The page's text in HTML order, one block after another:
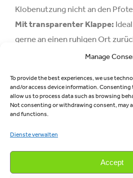
Manage
To provide the best experiences, we use
and/or access device information.
allow us to process data such as browsing
Not consenting or withdrawing consent, may
and functions.
Dienste verwalten
Accept
Klobenutzung nicht an den
Mit transparenter Klappe:
gerne an einen ruhigen Ort
Auch für Stehpinkler geeignet.
einklappbarem Tragegriff:
LESEN SIE MEHR